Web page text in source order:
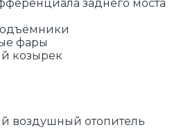
заднего моста
фары
козырек
воздушный отопитель